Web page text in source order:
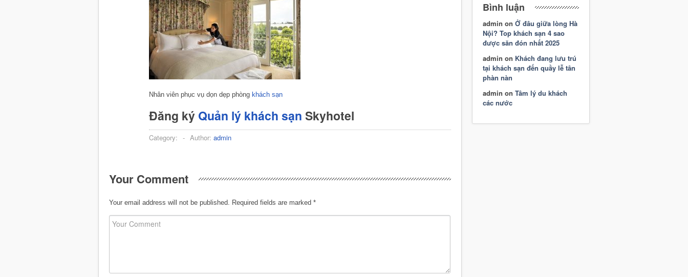
Nhân viên phục vụ dọn dẹp phòng khách sạn
Đăng ký Quản lý khách sạn Skyhotel
Category: - Author: admin
Your Comment
Your email address will not be published. Required fields are marked *
Bình luận
admin on Ở đâu giữa lòng Hà
Nội? Top khách sạn 4 sao
được săn đón nhất 2025
admin on Khách đang lưu trú
tại khách sạn đến quầy lễ tân
phàn nàn
admin on Tâm lý du khách
các nước